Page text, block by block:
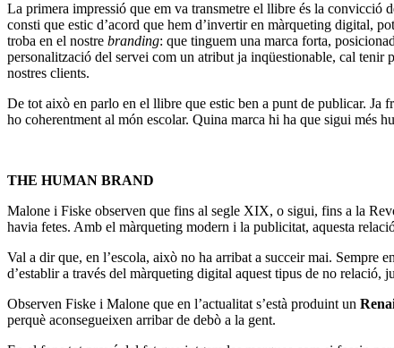
La primera impressió que em va transmetre el llibre és la convicció
consti que estic d’acord que hem d’invertir en màrqueting digital,
troba en el nostre branding: que tinguem una marca forta,
personalització del servei com un atribut ja inqüestionable, cal tenir
nostres clients.
De tot això en parlo en el llibre que estic ben a punt de publicar. Ja
ho coherentment al món escolar. Quina marca hi ha que sigui més
THE HUMAN BRAND
Malone i Fiske observen que fins al segle XIX, o sigui, fins a la
havia fetes. Amb el màrqueting modern i la publicitat, aquesta
Val a dir que, en l’escola, això no ha arribat a succeir mai. Sempre
d’establir a través del màrqueting digital aquest tipus de no relació,
Observen Fiske i Malone que en l’actualitat s’està produint un
perquè aconsegueixen arribar de debò a la gent.